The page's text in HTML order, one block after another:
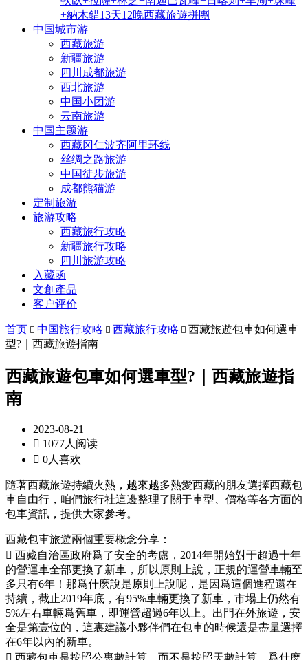
+納木錯13天12晚西藏旅遊拼團
中国城市游
西藏旅游
新疆旅游
四川成都旅游
西北旅游
中国小团游
云南旅游
中国主题游
西藏冈仁波齐阿里环线
丝绸之路旅游
中国徒步旅游
成都熊猫游
定制旅游
旅游攻略
西藏旅行攻略
新疆旅行攻略
四川旅游攻略
入藏函
文創產品
客户评价
首页  中国旅行攻略  西藏旅行攻略  西藏旅遊包車如何選車
型?｜西藏旅遊指南
西藏旅遊包車如何選車型?｜西藏旅遊指
南
2023-08-21
 1077人阅读
 0人喜欢
隨著西藏旅遊持續火熱，越來越多熱愛西藏的朋友選擇西藏包
車自由行，咱們旅行社這邊整理了關于車型、價格等各方面的
包車資訊，提供大家參考。
西藏包車旅遊兩個重要概念分享：
 西藏自治區政府爲了安全的考慮，2014年開始對于超過十年
的營運車全部更換了新車，所以原則上說，正規的運營車輛至
多只有6年！那爲什麽說是原則上說呢，是因爲這個進程還在
持續，截止2019年底，有95%車輛更換了新車，市場上仍然有
5%左右車輛爲舊車，即運營超過6年以上。出門在外旅遊，安
全是第壹位的，這裏建議小夥伴們在包車的時候還是盡量選擇
在6年以內的新車。
 西藏包車是按照公裏數計算，而不是按照天數計算。爲什麽